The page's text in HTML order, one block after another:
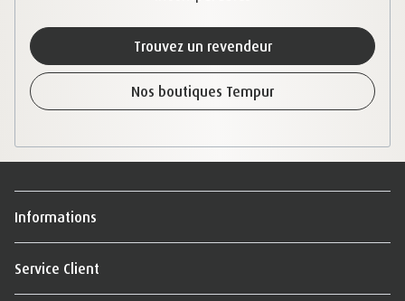
Trouvez un revendeur
Nos boutiques Tempur
Informations
Service Client